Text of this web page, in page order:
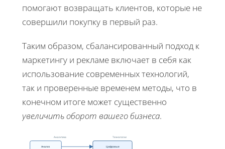
помогают возвращать клиентов, которые не
совершили покупку в первый раз.
Таким образом, сбалансированный подход к
маркетингу и рекламе включает в себя как
использование современных технологий,
так и проверенные временем методы, что в
конечном итоге может существенно
увеличить оборот вашего бизнеса.
Анализ Цифровые
Аналитика Технологии